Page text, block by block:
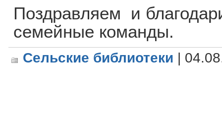
Поздравляем и
семейные команды.
Сельские библиотеки |